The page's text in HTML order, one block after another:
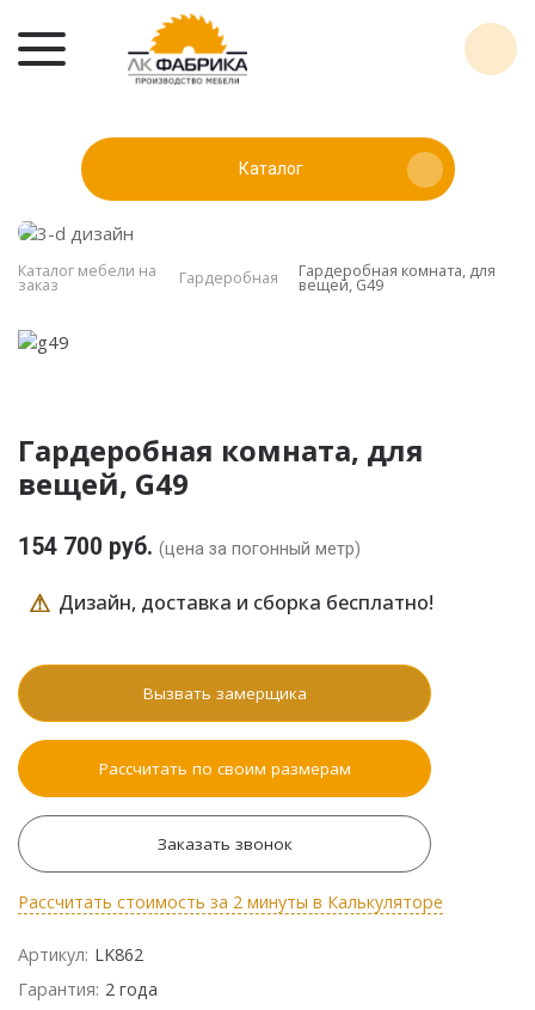
Каталог
Каталог мебели на
заказ Гардеробная Гардеробная комната, для
вещей, G49
Гардеробная комната, для
вещей, G49
154 700 руб. (цена за погонный метр)
⚠ Дизайн, доставка и сборка бесплатно!
Вызвать замерщика
Рассчитать по своим размерам
Заказать звонок
Рассчитать стоимость за 2 минуты в Калькуляторе
Артикул: LK862
Гарантия: 2 года